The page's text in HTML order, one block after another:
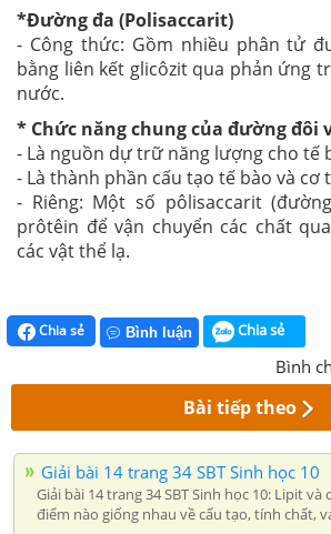
*Đường đa (Polisaccarit)
- Công thức: Gồm nhiều phân tử
bằng liên kết glicôzit qua phản ứng
nước.
* Chức năng chung của đường đôi
- Là nguồn dự trữ năng lượng cho tế
- Là thành phần cấu tạo tế bào và cơ
- Riêng: Một số pôlisaccarit
prôtêin để vận chuyển các chất
các vật thể lạ.
Chia sẻ Bình luận Chia sẻ
Bình
Bài tiếp theo
Giải bài 14 trang 34 SBT Sinh học 10
Giải bài 14 trang 34 SBT Sinh học 10: Lipit
điểm nào giống nhau về cấu tạo, tính chất,